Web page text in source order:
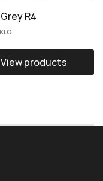
R4
View products